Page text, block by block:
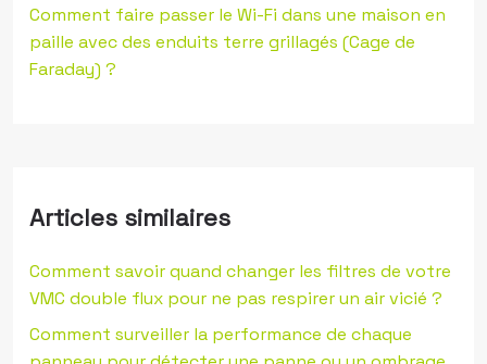
Comment faire passer le Wi-Fi dans une maison en
paille avec des enduits terre grillagés (Cage de
Faraday) ?
Articles similaires
Comment savoir quand changer les filtres de votre
VMC double flux pour ne pas respirer un air vicié ?
Comment surveiller la performance de chaque